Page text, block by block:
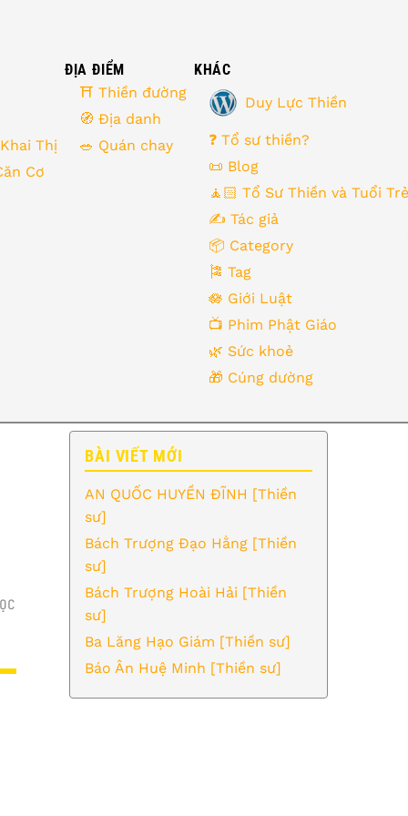
Thị
Cơ
ĐỊA ĐIỂM
⛩ Thiền đường
🧭 Địa danh
🥗 Quán chay
KHÁC
Duy Lực Thiền
❓ Tổ sư thiền?
📜 Blog
🧘🏻 Tổ Sư Thiền và Tuổi Trẻ
✍️ Tác giả
📦 Category
🎏 Tag
🪷 Giới Luật
📺 Phim Phật Giáo
🌿️ Sức khoẻ
🎁️ Cúng dường
BÀI VIẾT MỚI
AN QUỐC HUYỀN ĐĨNH [Thiền
sư]
Bách Trượng Đạo Hằng [Thiền
sư]
Bách Trượng Hoài Hải [Thiền
sư]
Ba Lăng Hạo Giám [Thiền sư]
Báo Ân Huệ Minh [Thiền sư]